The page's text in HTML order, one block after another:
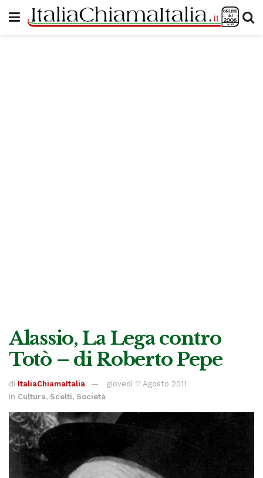
Alassio, La Lega contro
Totò – di Roberto Pepe
di ItaliaChiamaItalia
giovedì 11 Agosto 2011
in Cultura, Scelti, Società